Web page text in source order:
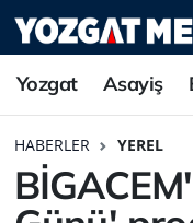
Yozgat Asayiş
HABERLER YEREL